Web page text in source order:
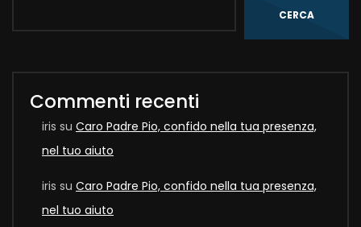
CERCA
Commenti recenti
iris su Caro Padre Pio, confido nella tua presenza,
nel tuo aiuto
iris su Caro Padre Pio, confido nella tua presenza,
nel tuo aiuto